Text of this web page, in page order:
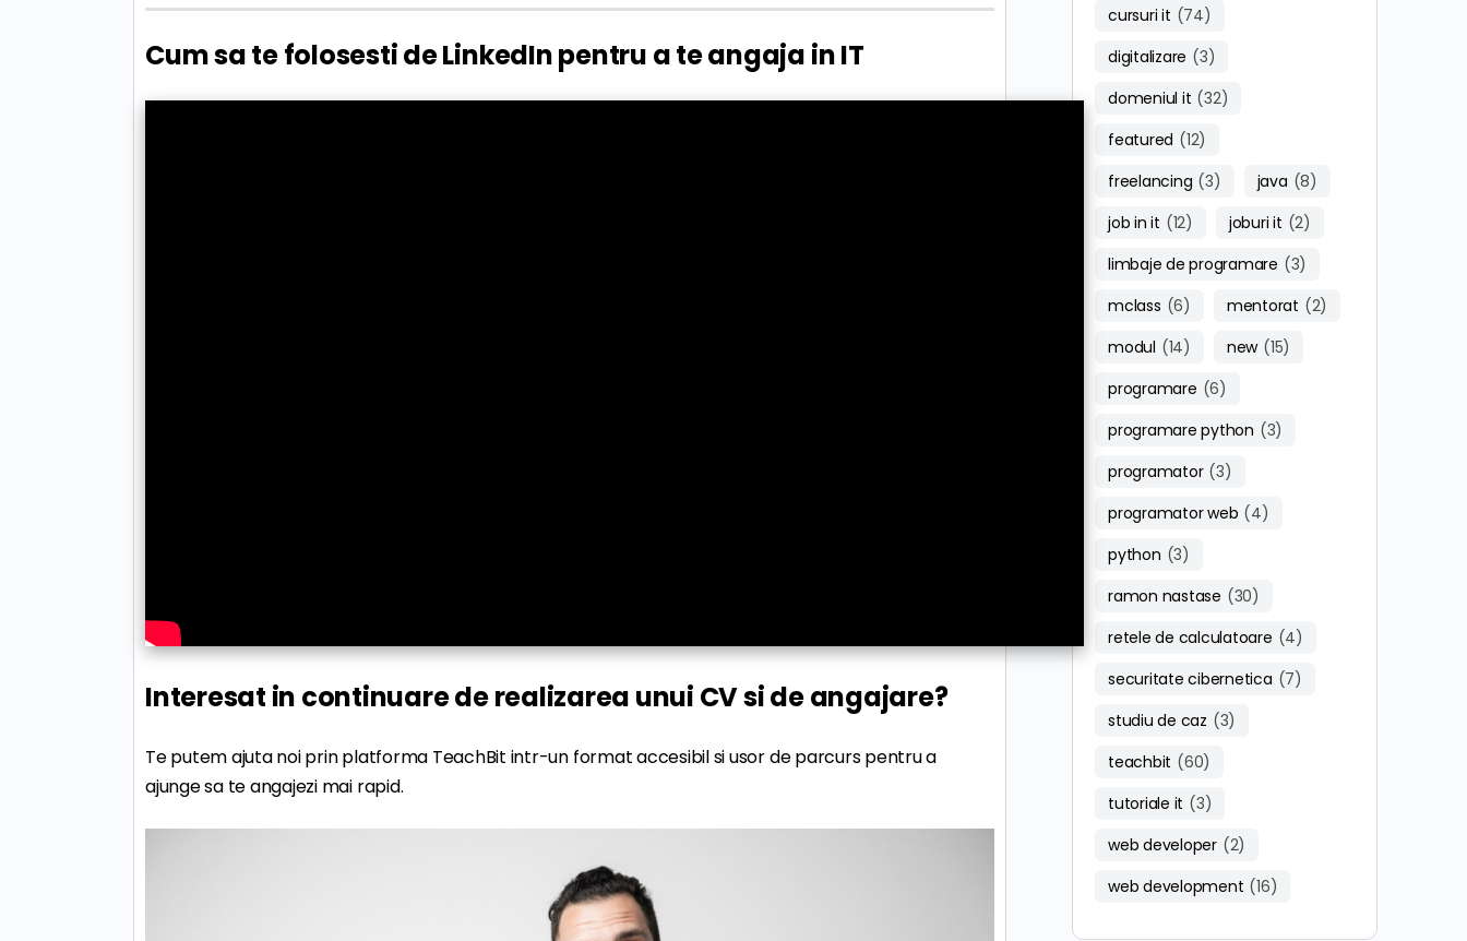
Cum sa te folosesti de LinkedIn pentru a te angaja in IT
Interesat in continuare de realizarea unui CV si de angajare?
Te putem ajuta noi prin platforma TeachBit intr-un format accesibil si usor de parcurs pentru a
ajunge sa te angajezi mai rapid.
cursuri it (74)
digitalizare (3)
domeniul it (32)
featured (12)
freelancing (3) java (8)
job in it (12) joburi it (2)
limbaje de programare (3)
mclass (6) mentorat (2)
modul (14) new (15)
programare (6)
programare python (3)
programator (3)
programator web (4)
python (3)
ramon nastase (30)
retele de calculatoare (4)
securitate cibernetica (7)
studiu de caz (3)
teachbit (60)
tutoriale it (3)
web developer (2)
web development (16)